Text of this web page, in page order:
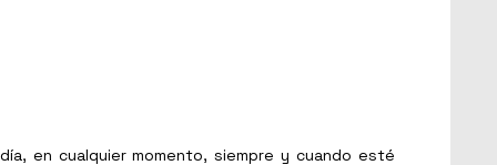
en cualquier momento, siempre y cuando esté